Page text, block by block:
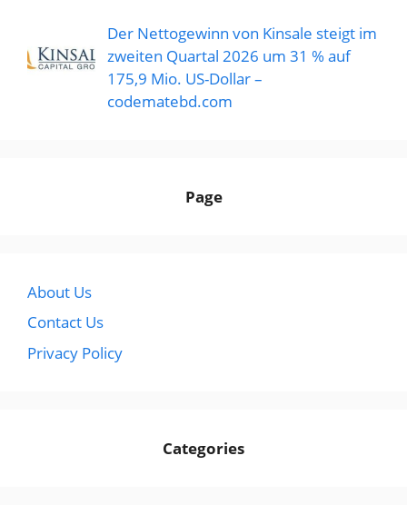
Der Nettogewinn von Kinsale steigt im
zweiten Quartal 2026 um 31 % auf
175,9 Mio. US-Dollar –
codematebd.com
Page
About Us
Contact Us
Privacy Policy
Categories